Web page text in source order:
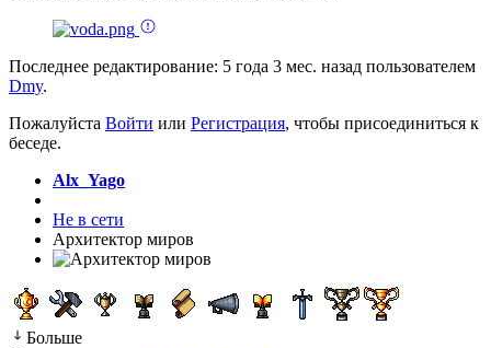
Последнее редактирование: 5 года 3 мес. назад пользователем
Dmy.
Пожалуйста Войти или Регистрация, чтобы присоединиться к
беседе.
Alx_Yago
Не в сети
Архитектор миров
Больше